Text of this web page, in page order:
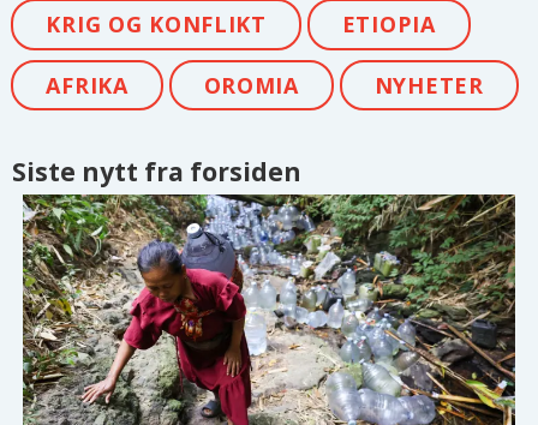
KRIG OG KONFLIKT ETIOPIA
AFRIKA OROMIA NYHETER
Siste nytt fra forsiden